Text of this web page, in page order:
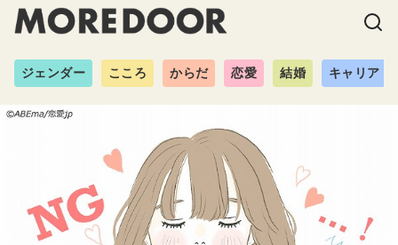
ジェンダー こころ からだ 恋愛 結婚 キャリア